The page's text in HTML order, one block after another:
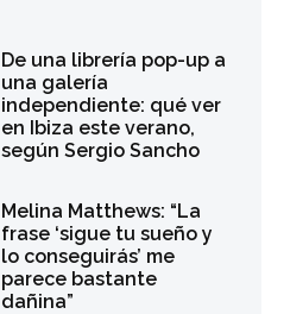
De una librería pop-up a
una galería
independiente: qué ver
en Ibiza este verano,
según Sergio Sancho
Melina Matthews: “La
frase ‘sigue tu sueño y
lo conseguirás’ me
parece bastante
dañina”